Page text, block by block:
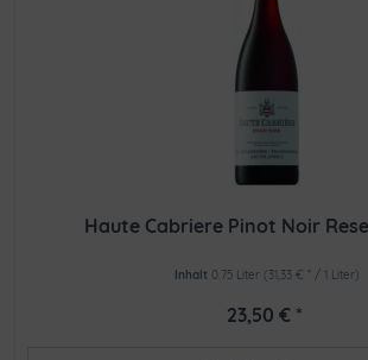
Haute Cabriere Pinot Noir
Inhalt 0.75 Liter (31,33 € * / 1 Liter)
23,50 € *